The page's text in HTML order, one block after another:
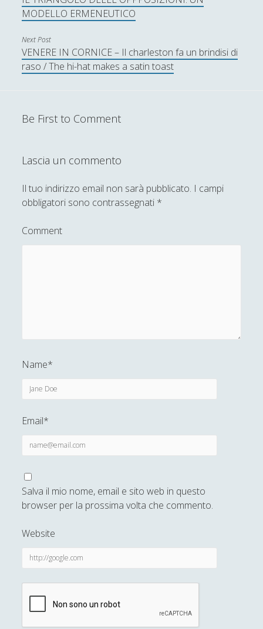
MODELLO ERMENEUTICO
Next Post
VENERE IN CORNICE – Il charleston fa un brindisi di
raso / The hi-hat makes a satin toast
Be First to Comment
Lascia un commento
Il tuo indirizzo email non sarà pubblicato. I campi
obbligatori sono contrassegnati *
Comment
Name*
Email*
Salva il mio nome, email e sito web in questo
browser per la prossima volta che commento.
Website